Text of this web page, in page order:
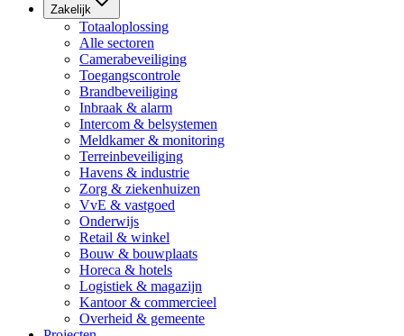
Zakelijk
Totaaloplossing
Alle sectoren
Camerabeveiliging
Toegangscontrole
Brandbeveiliging
Inbraak & alarm
Intercom & belsystemen
Meldkamer & monitoring
Terreinbeveiliging
Havens & industrie
Zorg & ziekenhuizen
VvE & vastgoed
Onderwijs
Retail & winkel
Bouw & bouwplaats
Horeca & hotels
Logistiek & magazijn
Kantoor & commercieel
Overheid & gemeente